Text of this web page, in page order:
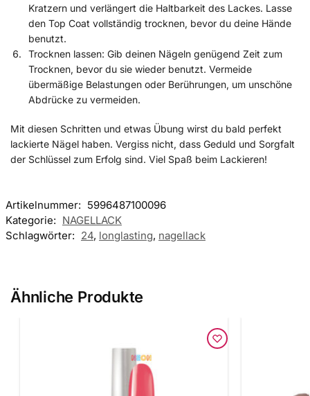
Kratzern und verlängert die Haltbarkeit des Lackes. Lasse
den Top Coat vollständig trocknen, bevor du deine Hände
benutzt.
Trocknen lassen: Gib deinen Nägeln genügend Zeit zum
Trocknen, bevor du sie wieder benutzt. Vermeide
übermäßige Belastungen oder Berührungen, um unschöne
Abdrücke zu vermeiden.
Mit diesen Schritten und etwas Übung wirst du bald perfekt
lackierte Nägel haben. Vergiss nicht, dass Geduld und Sorgfalt
der Schlüssel zum Erfolg sind. Viel Spaß beim Lackieren!
Artikelnummer: 5996487100096
Kategorie: NAGELLACK
Schlagwörter: 24, longlasting, nagellack
Ähnliche Produkte